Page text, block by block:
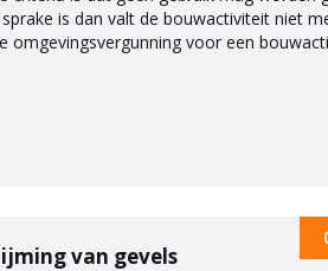
is dan valt de bouwactiviteit niet
omgevingsvergunning voor een
van gevels